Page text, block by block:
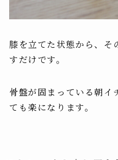
膝を立てた状態から、そ
すだけです。
骨盤が固まっている朝イ
ても楽になります。